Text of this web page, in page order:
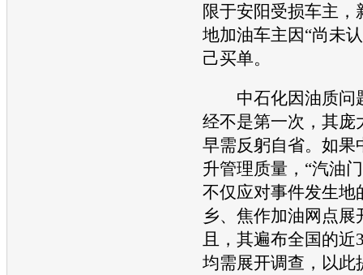
限于安阳受损车主，
地加油车主因“尚未
己买单。
中石化因油质问
经不是第一次，其庞
早需反躬自省。如果
升管理质量，“汽油
不仅应对事件发生地
乡、焦作加油网点展
且，其遍布全国的近
均需展开调查，以此